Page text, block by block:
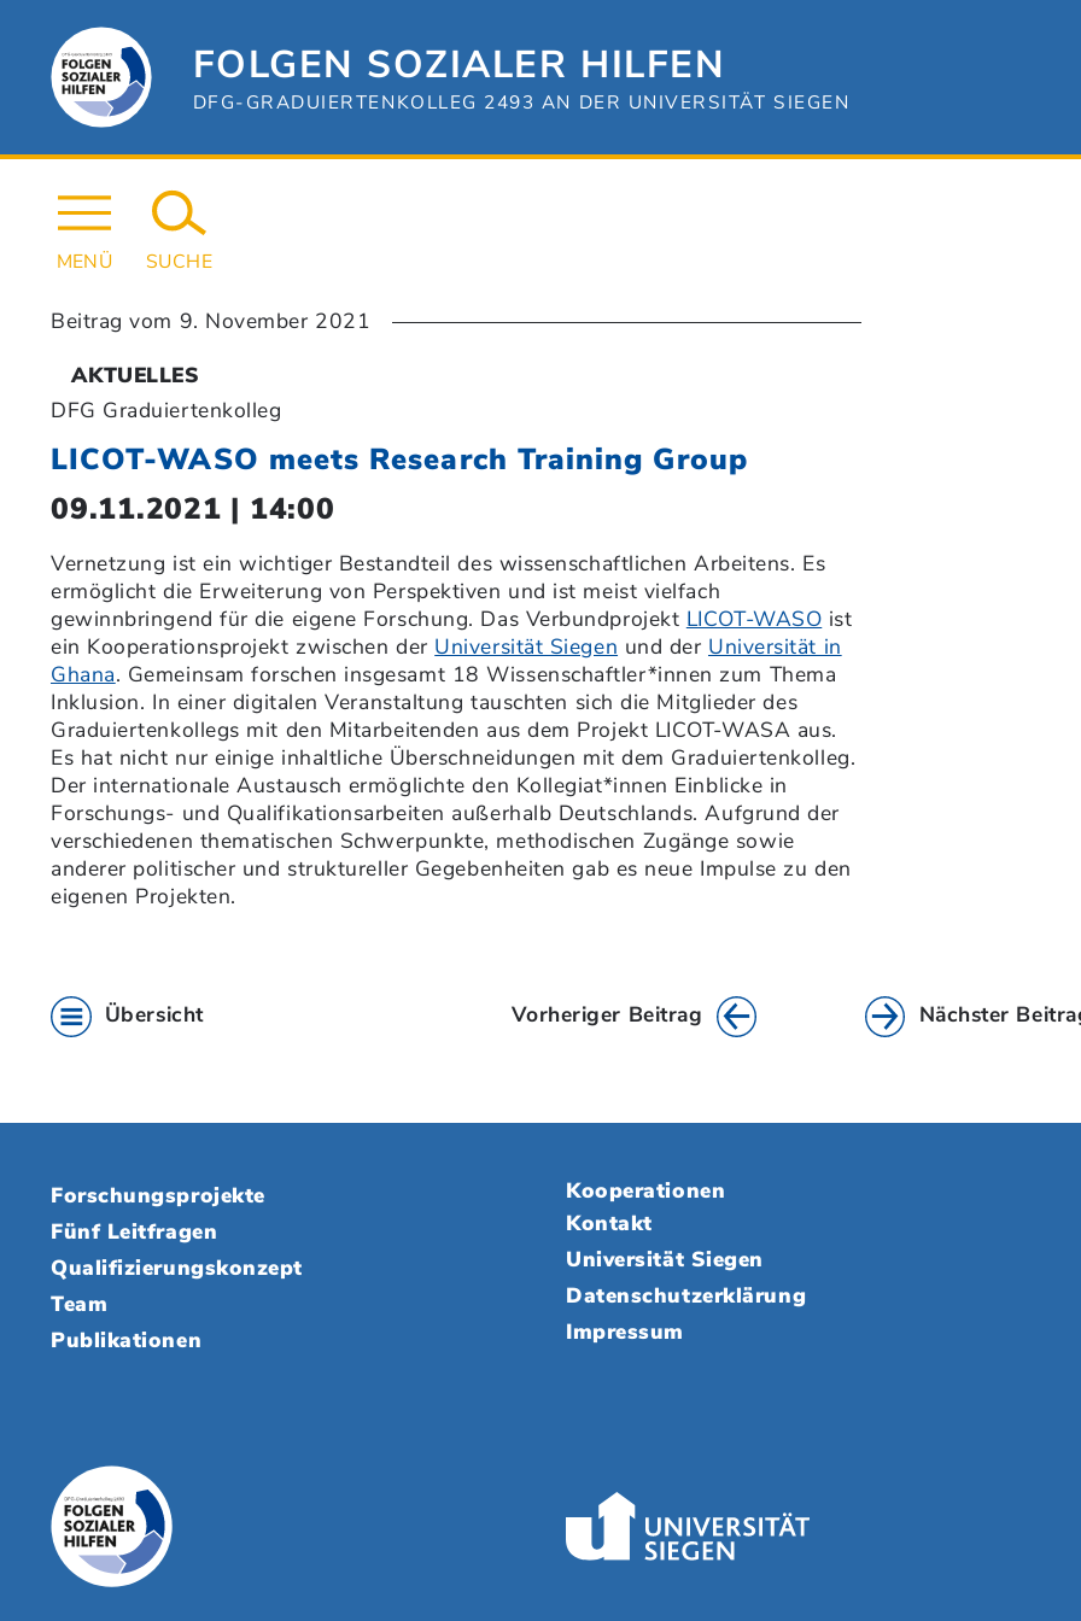
FOLGEN SOZIALER HILFEN
DFG-GRADUIERTENKOLLEG 2493 AN DER UNIVERSITÄT SIEGEN
MENÜ SUCHE
LICOT-WASO meets Research Training Group
Beitrag vom 9. November 2021
AKTUELLES
DFG Graduiertenkolleg
09.11.2021 | 14:00
Vernetzung ist ein wichtiger Bestandteil des wissenschaftlichen Arbeitens. Es
ermöglicht die Erweiterung von Perspektiven und ist meist vielfach
gewinnbringend für die eigene Forschung. Das Verbundprojekt LICOT-WASO ist
ein Kooperationsprojekt zwischen der Universität Siegen und der Universität in
Ghana. Gemeinsam forschen insgesamt 18 Wissenschaftler*innen zum Thema
Inklusion. In einer digitalen Veranstaltung tauschten sich die Mitglieder des
Graduiertenkollegs mit den Mitarbeitenden aus dem Projekt LICOT-WASA aus.
Es hat nicht nur einige inhaltliche Überschneidungen mit dem Graduiertenkolleg.
Der internationale Austausch ermöglichte den Kollegiat*innen Einblicke in
Forschungs- und Qualifikationsarbeiten außerhalb Deutschlands. Aufgrund der
verschiedenen thematischen Schwerpunkte, methodischen Zugänge sowie
anderer politischer und struktureller Gegebenheiten gab es neue Impulse zu den
eigenen Projekten.
Übersicht Vorheriger Beitrag Nächster
Forschungsprojekte
Fünf Leitfragen
Qualifizierungskonzept
Team
Publikationen
Kooperationen
Kontakt
Universität Siegen
Datenschutzerklärung
Impressum